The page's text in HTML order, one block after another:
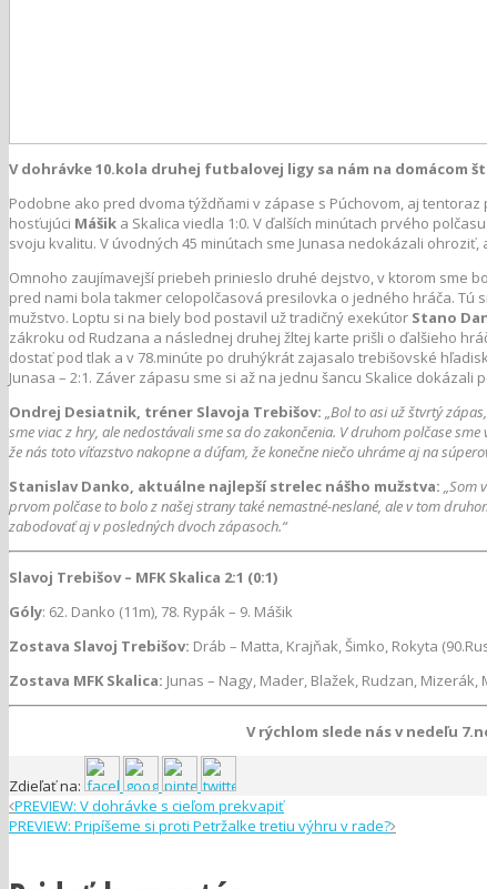
V dohrávke 10.kola druhej futbalovej ligy sa nám na domácom
Podobne ako pred dvoma týždňami v zápase s Púchovom, aj
hosťujúci Mášik a Skalica viedla 1:0. V ďalších minútach prvého
svoju kvalitu. V úvodných 45 minútach sme Junasa nedokázali
Omnoho zaujímavejší priebeh prinieslo druhé dejstvo, v ktorom sme
pred nami bola takmer celopolčasová presilovka o jedného hráča.
mužstvo. Loptu si na biely bod postavil už tradičný exekútor Stano
zákroku od Rudzana a následnej druhej žltej karte prišli o ďalšieho
dostať pod tlak a v 78.minúte po druhýkrát zajasalo trebišovské
Junasa – 2:1. Záver zápasu sme si až na jednu šancu Skalice
Ondrej Desiatnik, tréner Slavoja Trebišov: „Bol to asi už štvrtý
sme viac z hry, ale nedostávali sme sa do zakončenia. V druhom polčase
že nás toto víťazstvo nakopne a dúfam, že konečne niečo uhráme aj na
Stanislav Danko, aktuálne najlepší strelec nášho mužstva: „Som
prvom polčase to bolo z našej strany také nemastné-neslané, ale v tom
zabodovať aj v posledných dvoch zápasoch.“
Slavoj Trebišov – MFK Skalica 2:1 (0:1)
Góly: 62. Danko (11m), 78. Rypák – 9. Mášik
Zostava Slavoj Trebišov: Dráb – Matta, Krajňak, Šimko, Rokyta
Zostava MFK Skalica: Junas – Nagy, Mader, Blažek, Rudzan,
V rýchlom slede nás v nedeľu
Zdieľať na:
PREVIEW: V dohrávke s cieľom prekvapiť
PREVIEW: Pripíšeme si proti Petržalke tretiu výhru v rade?